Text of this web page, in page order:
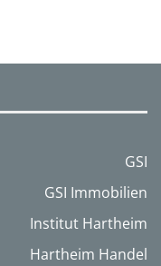
GSI
GSI Immobilien
Institut Hartheim
Hartheim Handel